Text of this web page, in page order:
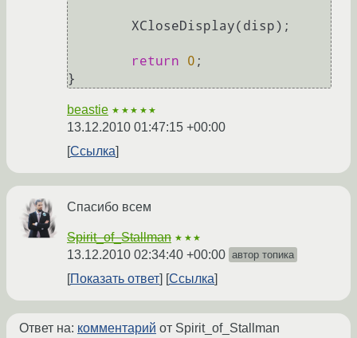
return 0 ;
beastie ★★★★★
13.12.2010 01:47:15 +00:00
Ссылка
Спасибо всем
Spirit_of_Stallman ★★★
13.12.2010 02:34:40 +00:00 автор топика
Показать ответ Ссылка
Ответ на: комментарий от Spirit_of_Stallman